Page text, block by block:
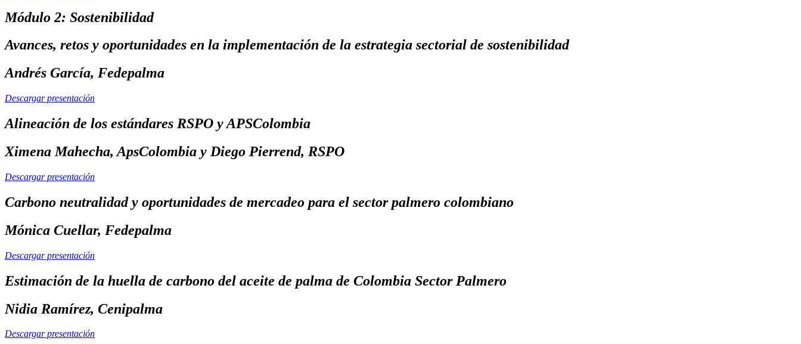
Módulo 2: Sostenibilidad
Avances, retos y oportunidades en la implementación de la estrategia sectorial de sostenibilidad
Andrés García, Fedepalma
Descargar presentación
Alineación de los estándares RSPO y APSColombia
Ximena Mahecha, ApsColombia y Diego Pierrend, RSPO
Descargar presentación
Carbono neutralidad y oportunidades de mercadeo para el sector palmero colombiano
Mónica Cuellar, Fedepalma
Descargar presentación
Estimación de la huella de carbono del aceite de palma de Colombia Sector Palmero
Nidia Ramírez, Cenipalma
Descargar presentación